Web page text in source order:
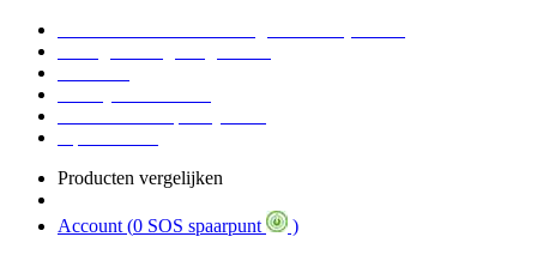
Producten vergelijken
Account (0 SOS spaarpunt
)